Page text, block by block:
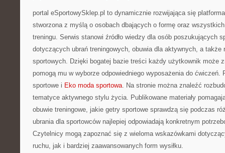
portal eSportowySklep.pl to dynamicznie rozwijająca się
stworzona z myślą o osobach dbających o formę oraz
treningu. Serwis stanowi źródło wiedzy dla osób poszukujących
dotyczących ubrań treningowych, obuwia dla aktywnych, a także
sportowych. Dzięki bogatej bazie treści każdy użytkownik może
pomogą mu w wyborze odpowiedniego wyposażenia do ćwiczeń.
sportowe i Eko moda sportowa. Na stronie można znaleźć
tematyce aktywnego stylu życia. Publikowane materiały
obuwie treningowe, jakie getry sportowe sprawdzą się podczas
ubrania dla sportowców najlepiej odpowiadają konkretnym
Czytelnicy mogą zapoznać się z wieloma wskazówkami
ruchu, jak i bardziej zaawansowanych form wysiłku.